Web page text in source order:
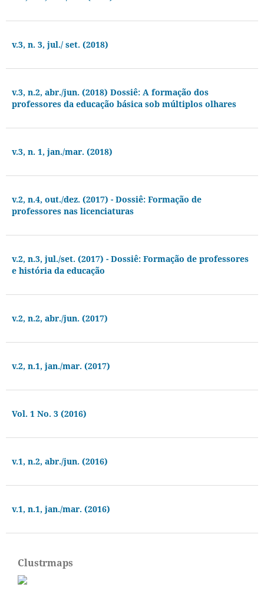
v.3, n. 3, jul./ set. (2018)
v.3, n.2, abr./jun. (2018) Dossiê: A formação dos
professores da educação básica sob múltiplos olhares
v.3, n. 1, jan./mar. (2018)
v.2, n.4, out./dez. (2017) - Dossiê: Formação de
professores nas licenciaturas
v.2, n.3, jul./set. (2017) - Dossiê: Formação de professores
e história da educação
v.2, n.2, abr./jun. (2017)
v.2, n.1, jan./mar. (2017)
Vol. 1 No. 3 (2016)
v.1, n.2, abr./jun. (2016)
v.1, n.1, jan./mar. (2016)
Clustrmaps